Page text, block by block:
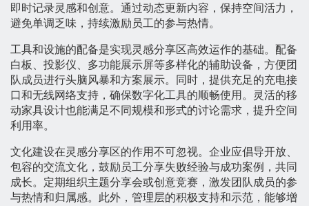
即时记录灵感和创意。通过动态更新内容，保持空间活力，
避免单调乏味，持续激励员工的参与热情。
工具和设施的配备是实现灵感分享区高效运作的基础。配备
白板、投影仪、多功能展示屏等多样化的辅助设备，方便团
队成员进行头脑风暴和方案展示。同时，提供充足的充电接
口和无线网络支持，确保数字化工具的顺畅使用。灵活的移
动家具设计也能满足不同规模和形式的讨论需求，提升空间
利用率。
文化建设在灵感分享区的作用不可忽视。企业应倡导开放、
包容的交流文化，鼓励员工分享失败经验与成功案例，共同
成长。定期组织主题分享会或创意竞赛，激发团队成员的参
与热情和归属感。此外，管理层的积极支持和示范，能够增